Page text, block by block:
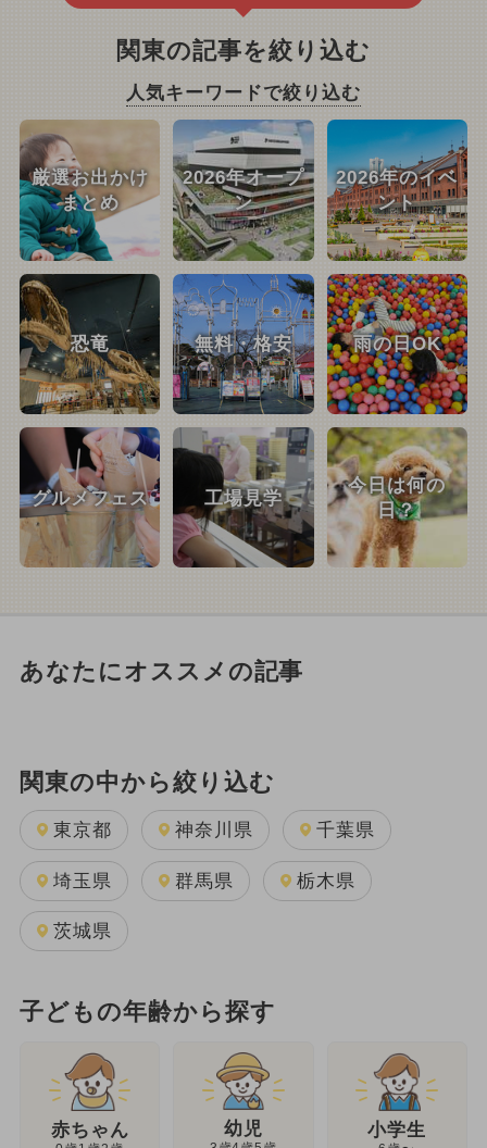
関東の記事を絞り込む
人気キーワードで絞り込む
厳選お出かけ
まとめ
2026年オープ
ン
2026年のイベ
ント
恐竜 無料・格安 雨の日OK
グルメフェス 工場見学
今日は何の
日？
あなたにオススメの記事
関東の中から絞り込む
東京都 神奈川県 千葉県
埼玉県 群馬県 栃木県
茨城県
子どもの年齢から探す
赤ちゃん 幼児 小学生